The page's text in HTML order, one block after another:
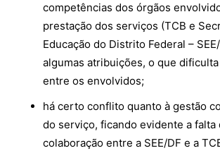
competências dos órgãos
prestação dos serviços (TCB e
Educação do Distrito Federal –
algumas atribuições, o que
entre os envolvidos;
há certo conflito quanto à gestão
do serviço, ficando evidente a falta
colaboração entre a SEE/DF e a